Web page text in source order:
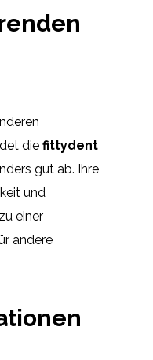
die fittydent
gut ab. Ihre
und
einer
andere